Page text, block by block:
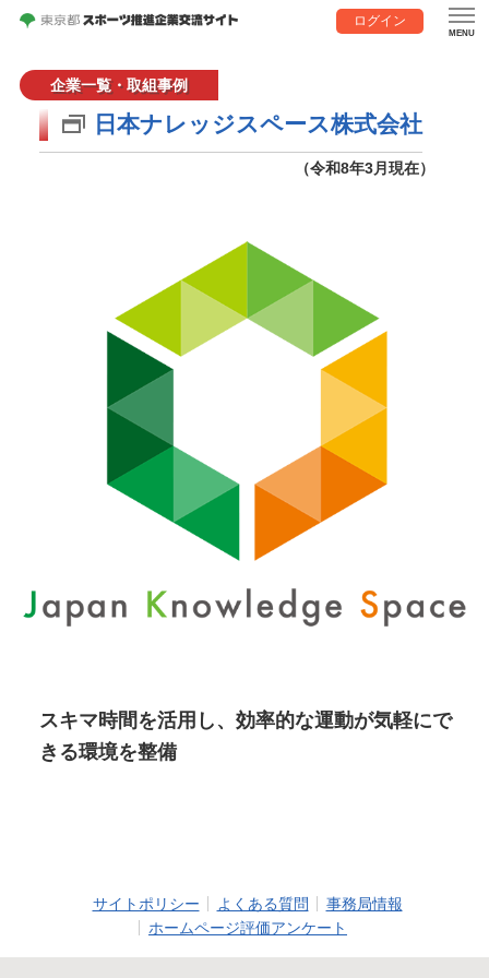
ログイン
企業一覧・取組事例
日本ナレッジスペース株式会社
（令和8年3月現在）
スキマ時間を活用し、効率的な運動が気軽にで
きる環境を整備
サイトポリシー よくある質問
事務局情報
ホームページ評価アンケート